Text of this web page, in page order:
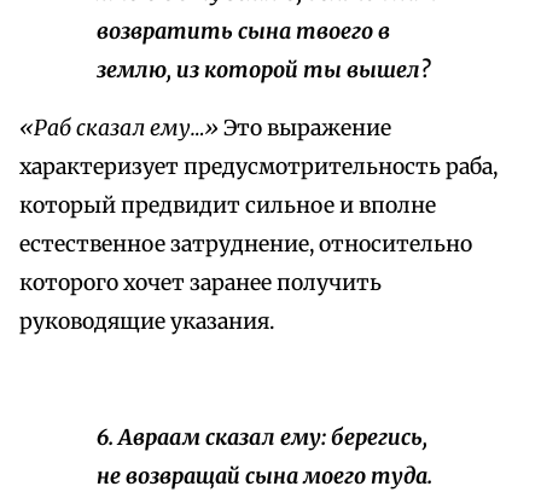
возвратить сына твоего в
землю, из которой ты вышел?
«Раб сказал ему…» Это выражение
характеризует предусмотрительность раба,
который предвидит сильное и вполне
естественное затруднение, относительно
которого хочет заранее получить
руководящие указания.
6. Авраам сказал ему: берегись,
не возвращай сына моего туда.